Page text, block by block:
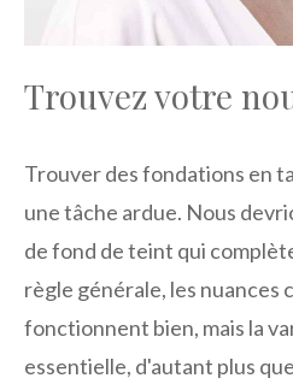
Trouvez votre
Trouver des fondations en
une tâche ardue. Nous
de fond de teint qui
règle générale, les nuances
fonctionnent bien, mais la
essentielle, d'autant plus